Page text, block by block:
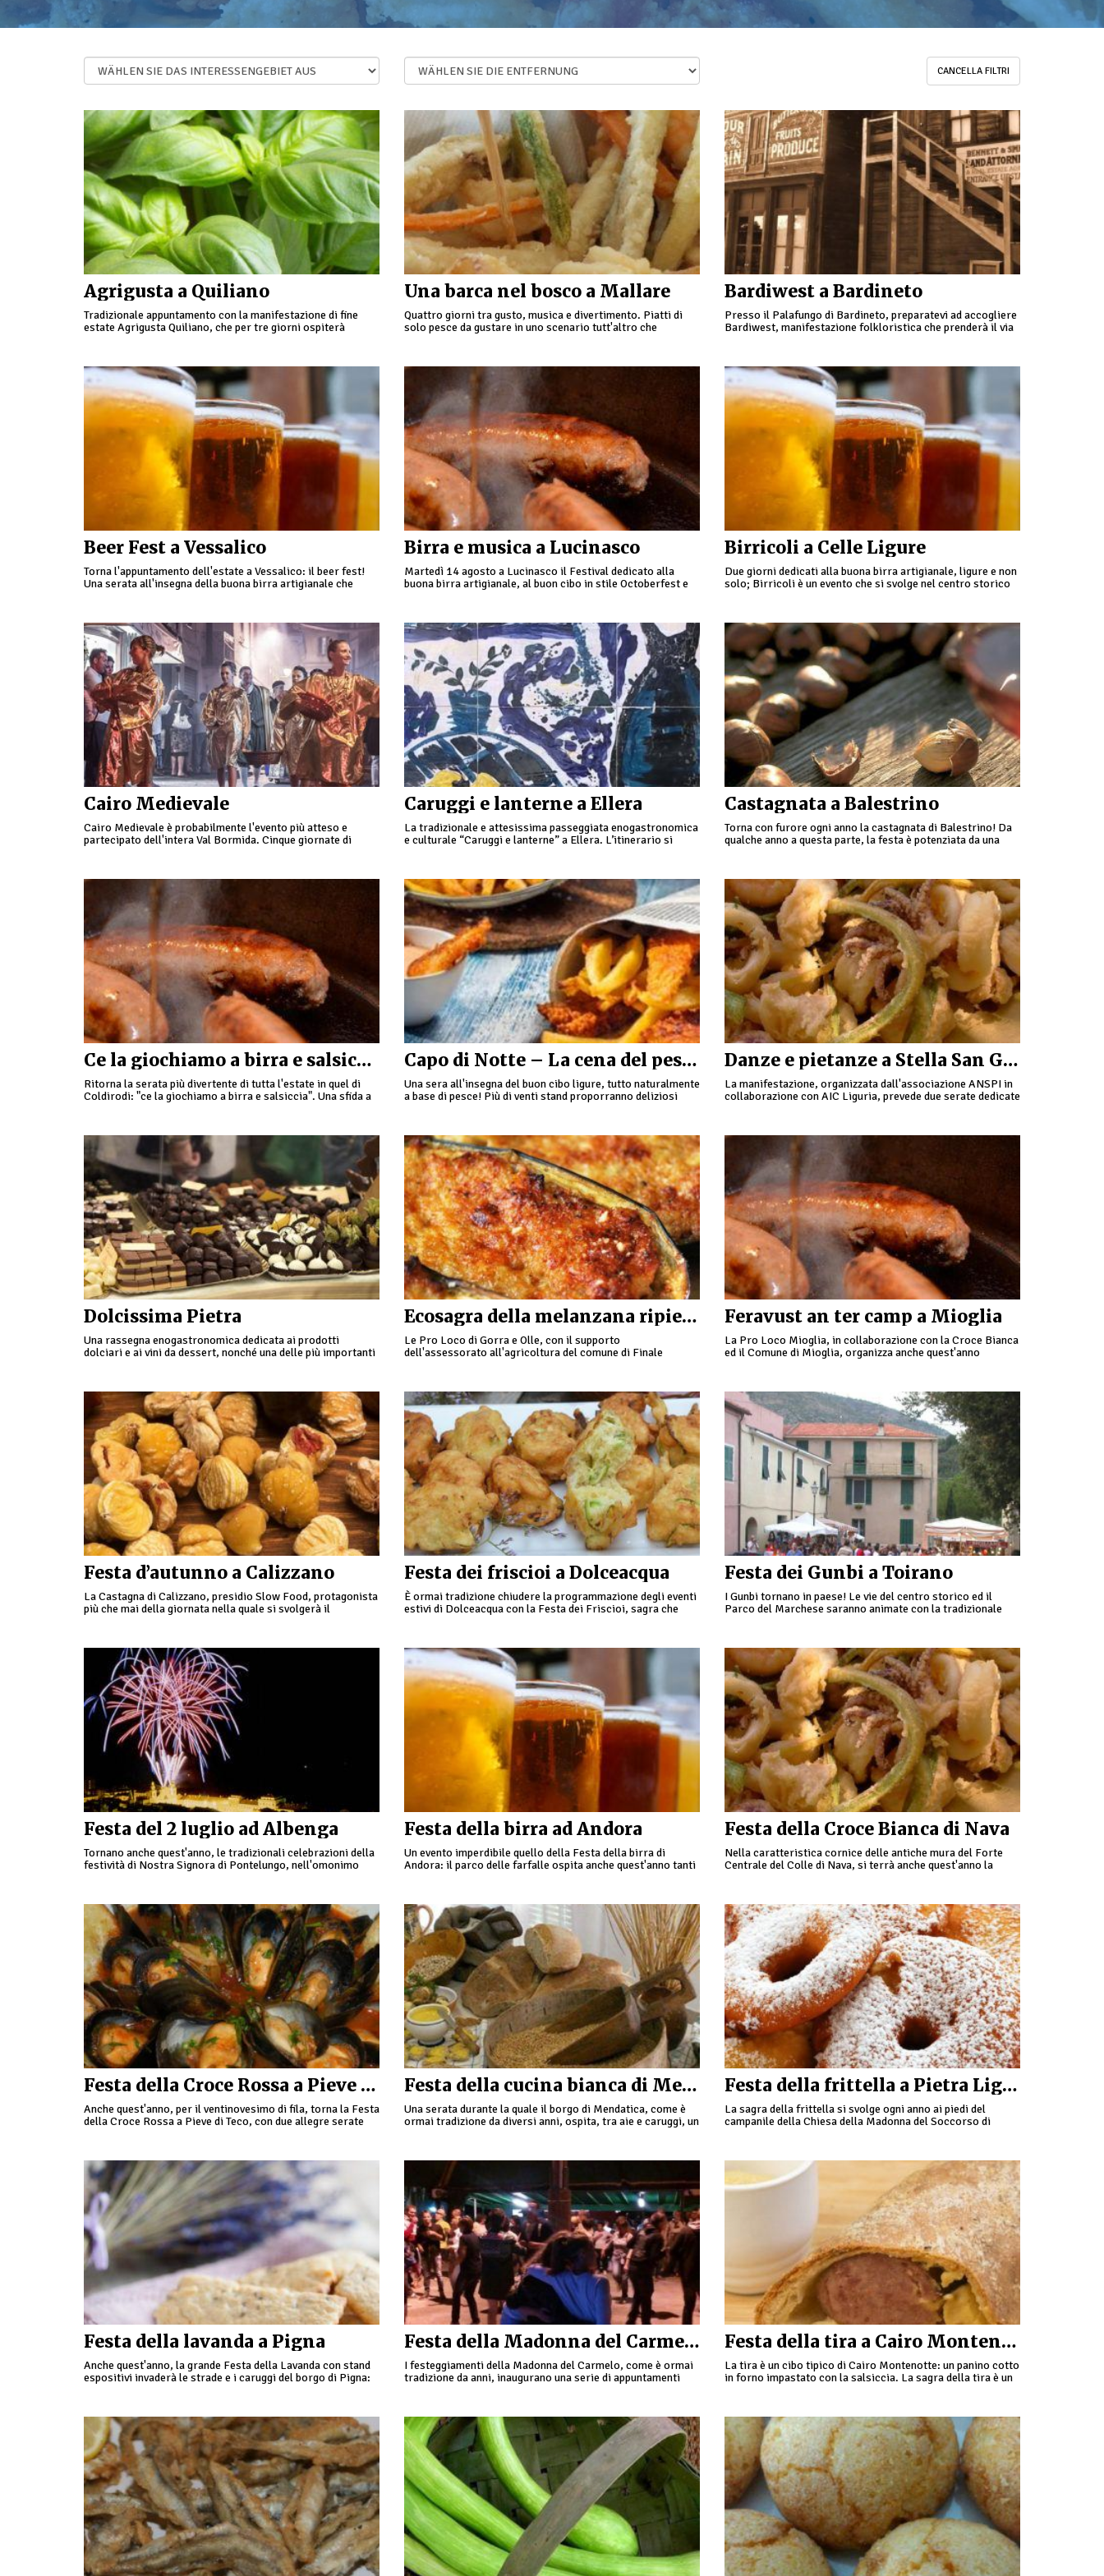
CANCELLA FILTRI
Agrigusta a Quiliano
Tradizionale appuntamento con la manifestazione di fine
estate Agrigusta Quiliano, che per tre giorni ospiterà
Una barca nel bosco a Mallare
Quattro giorni tra gusto, musica e divertimento. Piatti di
solo pesce da gustare in uno scenario tutt'altro che
Bardiwest a Bardineto
Presso il Palafungo di Bardineto, preparatevi ad accogliere
Bardiwest, manifestazione folkloristica che prenderà il via
Beer Fest a Vessalico
Torna l'appuntamento dell'estate a Vessalico: il beer fest!
Una serata all'insegna della buona birra artigianale che
Birra e musica a Lucinasco
Martedì 14 agosto a Lucinasco il Festival dedicato alla
buona birra artigianale, al buon cibo in stile Octoberfest e
Birricoli a Celle Ligure
Due giorni dedicati alla buona birra artigianale, ligure e non
solo; Birricoli è un evento che si svolge nel centro storico
Cairo Medievale
Cairo Medievale è probabilmente l'evento più atteso e
partecipato dell'intera Val Bormida. Cinque giornate di
Caruggi e lanterne a Ellera
La tradizionale e attesissima passeggiata enogastronomica
e culturale “Caruggi e lanterne” a Ellera. L’itinerario si
Castagnata a Balestrino
Torna con furore ogni anno la castagnata di Balestrino! Da
qualche anno a questa parte, la festa è potenziata da una
Ce la giochiamo a birra e salsiccia a Coldirodi
Ritorna la serata più divertente di tutta l'estate in quel di
Coldirodi: "ce la giochiamo a birra e salsiccia". Una sfida a
Capo di Notte – La cena del pescatore ad Albisola Superiore
Una sera all'insegna del buon cibo ligure, tutto naturalmente
a base di pesce! Più di venti stand proporranno deliziosi
Danze e pietanze a Stella San Giovanni
La manifestazione, organizzata dall'associazione ANSPI in
collaborazione con AIC Liguria, prevede due serate dedicate
Dolcissima Pietra
Una rassegna enogastronomica dedicata ai prodotti
dolciari e ai vini da dessert, nonché una delle più importanti
Ecosagra della melanzana ripiena a Gorra
Le Pro Loco di Gorra e Olle, con il supporto
dell'assessorato all'agricoltura del comune di Finale
Feravust an ter camp a Mioglia
La Pro Loco Mioglia, in collaborazione con la Croce Bianca
ed il Comune di Mioglia, organizza anche quest'anno
Festa d’autunno a Calizzano
La Castagna di Calizzano, presidio Slow Food, protagonista
più che mai della giornata nella quale si svolgerà il
Festa dei friscioi a Dolceacqua
È ormai tradizione chiudere la programmazione degli eventi
estivi di Dolceacqua con la Festa dei Friscioi, sagra che
Festa dei Gunbi a Toirano
I Gunbi tornano in paese! Le vie del centro storico ed il
Parco del Marchese saranno animate con la tradizionale
Festa del 2 luglio ad Albenga
Tornano anche quest'anno, le tradizionali celebrazioni della
festività di Nostra Signora di Pontelungo, nell'omonimo
Festa della birra ad Andora
Un evento imperdibile quello della Festa della birra di
Andora: il parco delle farfalle ospita anche quest'anno tanti
Festa della Croce Bianca di Nava
Nella caratteristica cornice delle antiche mura del Forte
Centrale del Colle di Nava, si terrà anche quest'anno la
Festa della Croce Rossa a Pieve di Teco
Anche quest'anno, per il ventinovesimo di fila, torna la Festa
della Croce Rossa a Pieve di Teco, con due allegre serate
Festa della cucina bianca di Mendatica
Una serata durante la quale il borgo di Mendatica, come è
ormai tradizione da diversi anni, ospita, tra aie e caruggi, un
Festa della frittella a Pietra Ligure
La sagra della frittella si svolge ogni anno ai piedi del
campanile della Chiesa della Madonna del Soccorso di
Festa della lavanda a Pigna
Anche quest'anno, la grande Festa della Lavanda con stand
espositivi invaderà le strade e i caruggi del borgo di Pigna:
Festa della Madonna del Carmelo a Verdeggia
I festeggiamenti della Madonna del Carmelo, come è ormai
tradizione da anni, inaugurano una serie di appuntamenti
Festa della tira a Cairo Montenotte
La tira è un cibo tipico di Cairo Montenotte: un panino cotto
in forno impastato con la salsiccia. La sagra della tira è un